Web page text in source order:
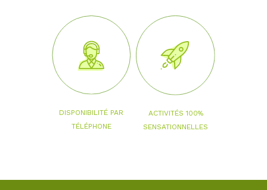
DISPONIBILITÉ PAR
TÉLÉPHONE
ACTIVITÉS 100%
SENSATIONNELLES